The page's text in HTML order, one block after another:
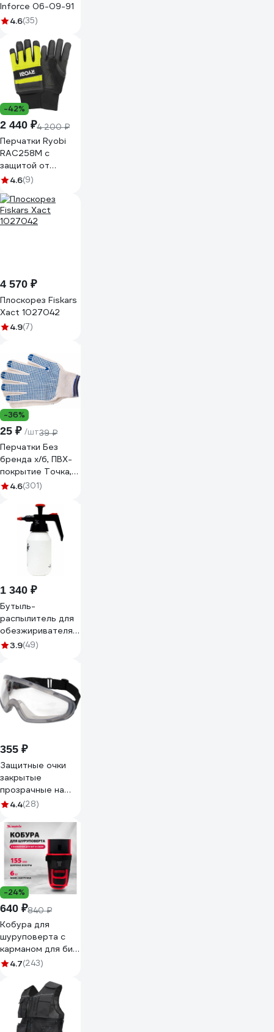
Inforce 06-09-91
4.6(35)
-42%
2 440 ₽4 200 ₽
Перчатки Ryobi
RAC258M с
защитой от
пильной цепи
4.6(9)
4 570 ₽
Плоскорез Fiskars
Xact 1027042
4.9(7)
-36%
25 ₽ /шт39 ₽
Перчатки Без
бренда х/б, ПВХ-
покрытие Точка,
10 класс, стикер
4.6(301)
1 340 ₽
Бутыль-
распылитель для
обезжиривателя и
антисиликона
3.9(49)
355 ₽
Защитные очки
закрытые
прозрачные на
резинке Gigant
4.4(28)
-24%
640 ₽840 ₽
Кобура для
шуруповерта с
карманом для бит
и сверл MATRIX
4.7(243)